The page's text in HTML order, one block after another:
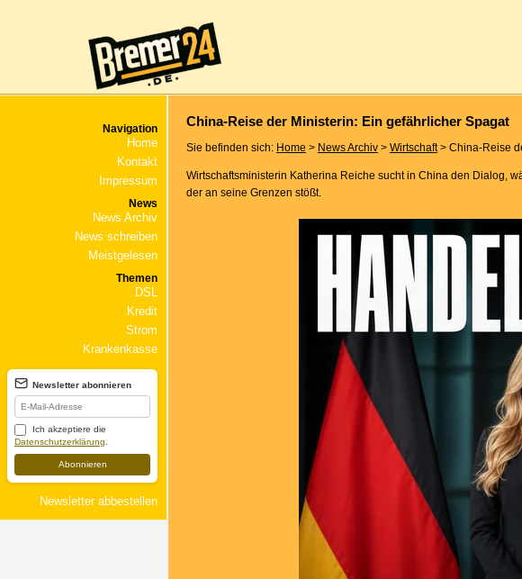
Navigation
Home
Kontakt
Impressum
News
News Archiv
News schreiben
Meistgelesen
Themen
DSL
Kredit
Strom
Krankenkasse
Newsletter abonnieren
Ich akzeptiere die
Datenschutzerklärung
Abonnieren
Newsletter abbestellen
China-Reise der Ministerin: Ein gefährlicher Spagat
Sie befinden sich: Home > News Archiv > Wirtschaft> China-Reise
Wirtschaftsministerin Katherina Reiche sucht in China den Dialog,
der an seine Grenzen stößt.